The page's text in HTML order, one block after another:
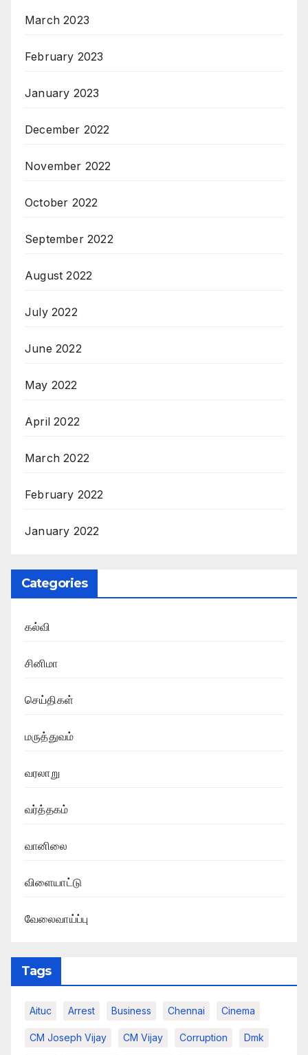
March 2023
February 2023
January 2023
December 2022
November 2022
October 2022
September 2022
August 2022
July 2022
June 2022
May 2022
April 2022
March 2022
February 2022
January 2022
Categories
கல்வி
சினிமா
செய்திகள்
மருத்துவம்
வரலாறு
வர்த்தகம்
வானிலை
விளையாட்டு
வேலைவாய்ப்பு
Tags
Aituc Arrest Business Chennai Cinema
CM Joseph Vijay CM Vijay Corruption Dmk